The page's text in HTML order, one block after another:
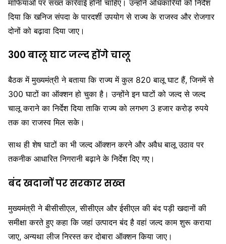
माफियाओं पर सख्त कार्रवाई होनी चाहिए। उन्होंने अधिकारियों को निर्देश
दिया कि खनिज संपदा के पारदर्शी उपयोग से राज्य के राजस्व और रोजगार
दोनों को बढ़ावा दिया जाए।
300 बालू घाट जल्द होंगे चालू
बैठक में मुख्यमंत्री ने बताया कि राज्य में कुल 820 बालू घाट हैं, जिनमें से
300 घाटों का ऑक्शन हो चुका है। उन्होंने इन घाटों को जल्द से जल्द
चालू कराने का निर्देश दिया ताकि राज्य को लगभग 3 हजार करोड़ रुपये
तक का राजस्व मिल सके।
साथ ही शेष घाटों का भी जल्द ऑक्शन करने और अवैध बालू उठाव पर
तकनीक आधारित निगरानी बढ़ाने के निर्देश दिए गए।
बंद खदानों पर सरकार सख्त
मुख्यमंत्री ने बीसीसीएल, सीसीएल और ईसीएल की बंद पड़ी खदानों की
समीक्षा करते हुए कहा कि जहां उत्पादन बंद है वहां जल्द काम शुरू कराया
जाए, अन्यथा लीज निरस्त कर दोबारा ऑक्शन किया जाए।